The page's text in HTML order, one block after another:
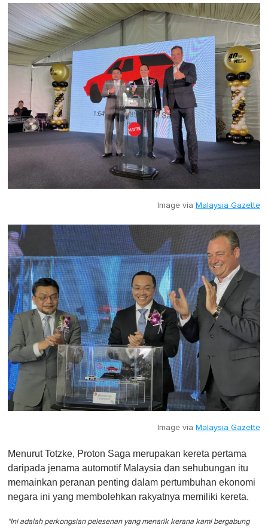
Image via Malaysia Gazette
Image via Malaysia Gazette
Menurut Totzke, Proton Saga merupakan kereta pertama
daripada jenama automotif Malaysia dan sehubungan itu
memainkan peranan penting dalam pertumbuhan ekonomi
negara ini yang membolehkan rakyatnya memiliki kereta.
"Ini adalah perkongsian pelesenan yang menarik kerana kami bergabung